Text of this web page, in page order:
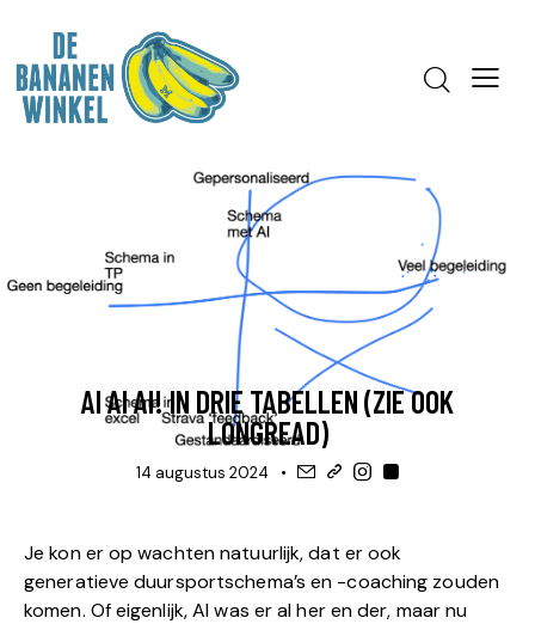
HULP, APPS & TOOLS UITLEG
AI AI AI! IN DRIE TABELLEN (ZIE OOK
LONGREAD)
14 augustus 2024
Je kon er op wachten natuurlijk, dat er ook
generatieve duursportschema’s en -coaching zouden
komen. Of eigenlijk, AI was er al her en der, maar nu